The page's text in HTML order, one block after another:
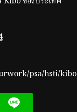
psa/hsti/